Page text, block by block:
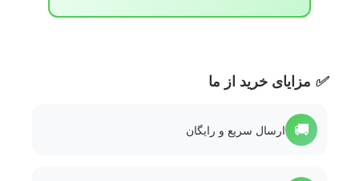
✅ مزایای خرید از ما
🚚 ارسال سریع و رایگان